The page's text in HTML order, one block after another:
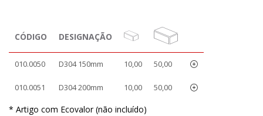
CÓDIGO DESIGNAÇÃO
010.0050 D304 150mm 10,00 50,00
010.0051 D304 200mm 10,00 50,00
* Artigo com Ecovalor (não incluído)